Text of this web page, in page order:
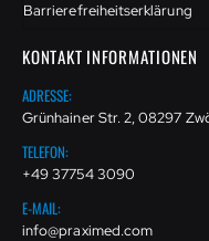
Barrierefreiheitserklärung
KONTAKT INFORMATIONEN
ADRESSE:
Grünhainer Str. 2, 08297
TELEFON:
+49 37754 3090
E-MAIL:
info@praximed.com